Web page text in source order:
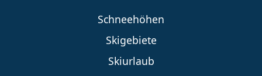
Schneehöhen
Skigebiete
Skiurlaub